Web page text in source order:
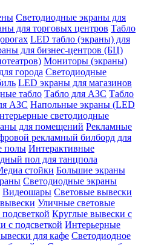
Светодиодные экраны для
для торговых центров Табло
LED табло (экраны) для
для бизнес-центров (БЦ)
Мониторы (экраны)
города Светодиодные
LED экраны для магазинов
табло Табло для АЗС Табло
АЗС Напольные экраны (LED
светодиодные
для помещений Рекламные
рекламный билборд для
полы Интерактивные
пол для танцпола
стойки Большие экраны
Светодиодные экраны
Видеошары Световые вывески
Уличные световые
Круглые вывески с
с подсветкой Интерьерные
для кафе Светодиодное